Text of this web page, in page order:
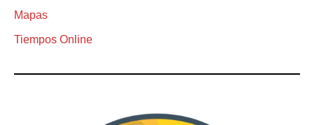
Mapas
Tiempos Online